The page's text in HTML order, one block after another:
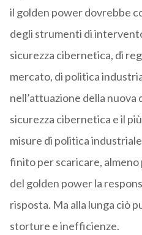
il golden power dovrebbe
degli strumenti di
sicurezza cibernetica, di
mercato, di politica
nell’attuazione della nuova
sicurezza cibernetica e il
misure di politica
finito per scaricare,
del golden power la
risposta. Ma alla lunga ciò
storture e inefficienze.